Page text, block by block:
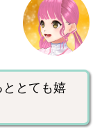
ととても嬉